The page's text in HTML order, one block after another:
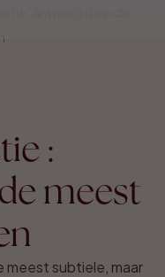
:
meest
subtiele, maar